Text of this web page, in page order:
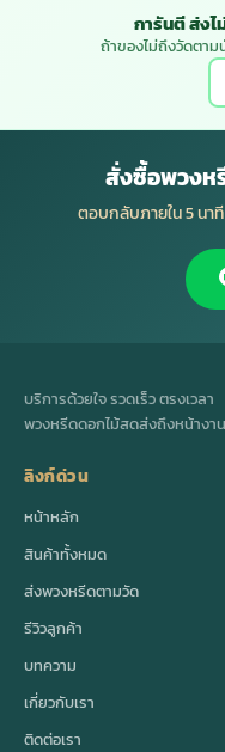
การันตี ส่ง
ถ้าของไม่ถึงวัดตาม
สั่งซื้อพวงห
ตอบกลับภายใน 5 นา
บริการด้วยใจ รวดเร็ว ตรงเวลา
พวงหรีดดอกไม้สดส่งถึงหน้างา
ลิงก์ด่วน
หน้าหลัก
สินค้าทั้งหมด
ส่งพวงหรีดตามวัด
รีวิวลูกค้า
บทความ
เกี่ยวกับเรา
ติดต่อเรา